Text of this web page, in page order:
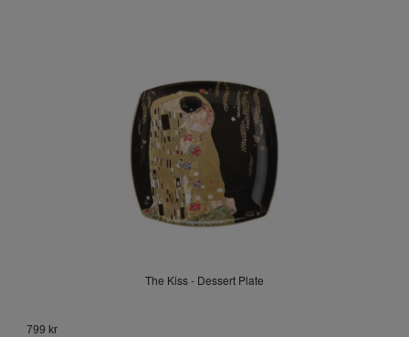
The Kiss - Dessert Plate
799 kr